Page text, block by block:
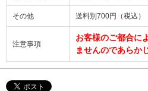
その他 送料別700円（税込）
注意事項
お客様のご都合に
ませんのであらか